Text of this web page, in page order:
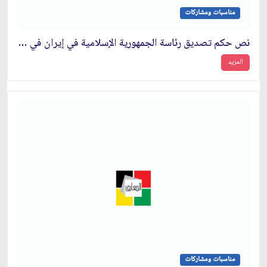
مناسبات ومشاركات
نص حكم تصديق رئاسة الجمهورية الإسلامية في إيران في دورتها الثانية عشرة
المزيد
مناسبات ومشاركات